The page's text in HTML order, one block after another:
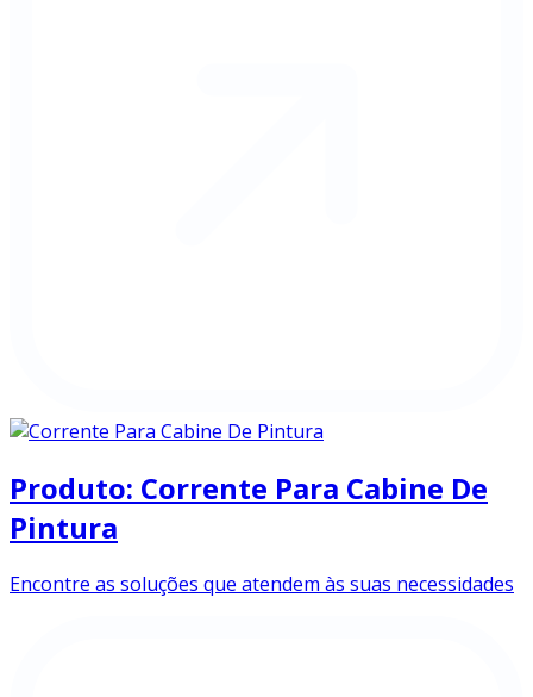
Produto: Corrente Para Cabine De
Pintura
Encontre as soluções que atendem às suas necessidades